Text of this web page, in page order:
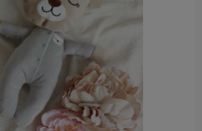
do koszyka